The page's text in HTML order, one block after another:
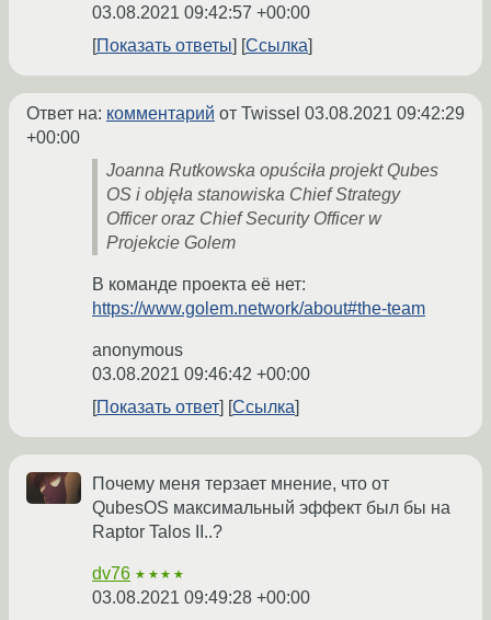
03.08.2021 09:42:57 +00:00
Показать ответы
Ссылка
Ответ на: комментарий от Twissel 03.08.2021 09:42:29
+00:00
Joanna Rutkowska opuściła projekt Qubes
OS i objęła stanowiska Chief Strategy
Officer oraz Chief Security Officer w
Projekcie Golem
В команде проекта её нет:
https://www.golem.network/about#the-team
anonymous
03.08.2021 09:46:42 +00:00
Показать ответ
Ссылка
Почему меня терзает мнение, что от
QubesOS максимальный эффект был бы на
Raptor Talos II..?
dv76 ★★★★
03.08.2021 09:49:28 +00:00